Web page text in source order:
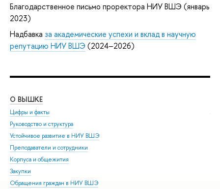
Благодарственное письмо проректора НИУ ВШЭ (январь
2023)
Надбавка за академические успехи и вклад в научную
репутацию НИУ ВШЭ (2024–2026)
О ВЫШКЕ
Цифры и факты
Руководство и структура
Устойчивое развитие в НИУ ВШЭ
Преподаватели и сотрудники
Корпуса и общежития
Закупки
Обращения граждан в НИУ ВШЭ